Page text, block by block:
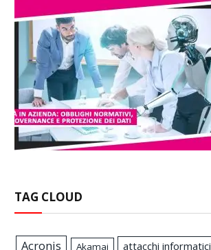
TAG CLOUD
Acronis Akamai attacchi informatici